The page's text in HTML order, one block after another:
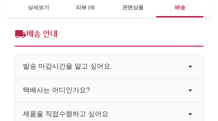
상세보기 리뷰 (4) 관련상품 배송
배송 안내
발송 마감시간을 알고 싶어요.
택배사는 어디인가요?
제품을 직접수령하고 싶어요